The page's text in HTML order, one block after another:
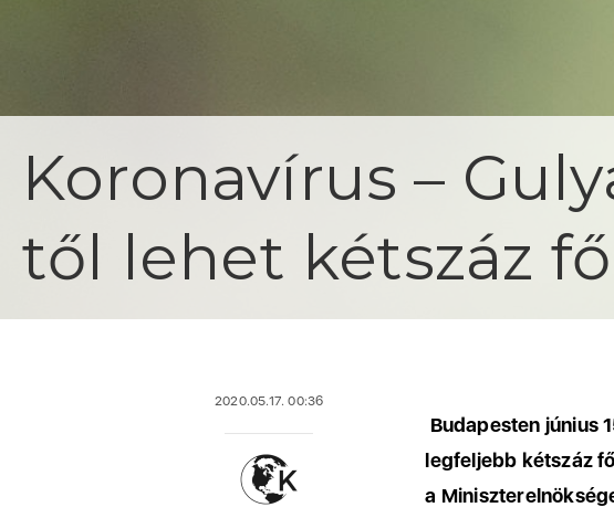
Koronavírus –
től lehet kétszáz
2020.05.17. 00:36
Budapesten június
legfeljebb kétszáz
a